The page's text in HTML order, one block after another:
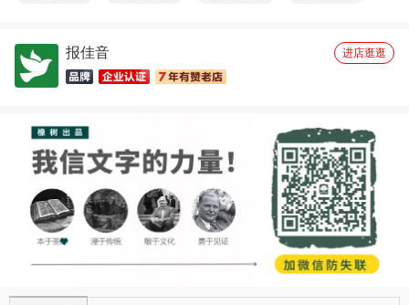
大小合适(20) 服务周到(15)
做工精良(11) 珍藏佳品(10) 很划算(9)
报佳音 进店逛逛